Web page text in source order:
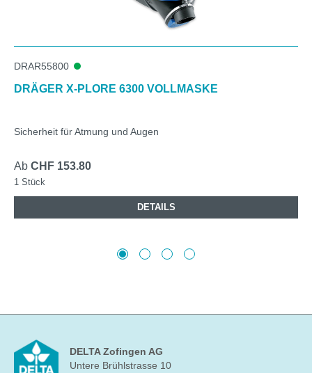
DRAR55800
DRÄGER X-PLORE 6300 VOLLMASKE
Sicherheit für Atmung und Augen
Ab CHF 153.80
1 Stück
DETAILS
DELTA Zofingen AG
Untere Brühlstrasse 10